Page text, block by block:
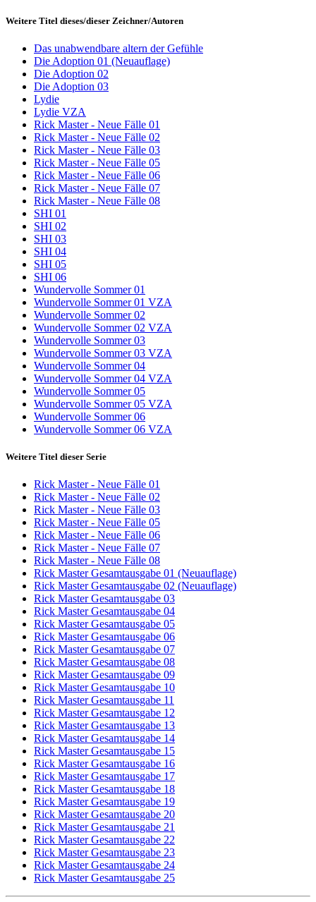
Weitere Titel dieses/dieser Zeichner/Autoren
Das unabwendbare altern der Gefühle
Die Adoption 01 (Neuauflage)
Die Adoption 02
Die Adoption 03
Lydie
Lydie VZA
Rick Master - Neue Fälle 01
Rick Master - Neue Fälle 02
Rick Master - Neue Fälle 03
Rick Master - Neue Fälle 05
Rick Master - Neue Fälle 06
Rick Master - Neue Fälle 07
Rick Master - Neue Fälle 08
SHI 01
SHI 02
SHI 03
SHI 04
SHI 05
SHI 06
Wundervolle Sommer 01
Wundervolle Sommer 01 VZA
Wundervolle Sommer 02
Wundervolle Sommer 02 VZA
Wundervolle Sommer 03
Wundervolle Sommer 03 VZA
Wundervolle Sommer 04
Wundervolle Sommer 04 VZA
Wundervolle Sommer 05
Wundervolle Sommer 05 VZA
Wundervolle Sommer 06
Wundervolle Sommer 06 VZA
Weitere Titel dieser Serie
Rick Master - Neue Fälle 01
Rick Master - Neue Fälle 02
Rick Master - Neue Fälle 03
Rick Master - Neue Fälle 05
Rick Master - Neue Fälle 06
Rick Master - Neue Fälle 07
Rick Master - Neue Fälle 08
Rick Master Gesamtausgabe 01 (Neuauflage)
Rick Master Gesamtausgabe 02 (Neuauflage)
Rick Master Gesamtausgabe 03
Rick Master Gesamtausgabe 04
Rick Master Gesamtausgabe 05
Rick Master Gesamtausgabe 06
Rick Master Gesamtausgabe 07
Rick Master Gesamtausgabe 08
Rick Master Gesamtausgabe 09
Rick Master Gesamtausgabe 10
Rick Master Gesamtausgabe 11
Rick Master Gesamtausgabe 12
Rick Master Gesamtausgabe 13
Rick Master Gesamtausgabe 14
Rick Master Gesamtausgabe 15
Rick Master Gesamtausgabe 16
Rick Master Gesamtausgabe 17
Rick Master Gesamtausgabe 18
Rick Master Gesamtausgabe 19
Rick Master Gesamtausgabe 20
Rick Master Gesamtausgabe 21
Rick Master Gesamtausgabe 22
Rick Master Gesamtausgabe 23
Rick Master Gesamtausgabe 24
Rick Master Gesamtausgabe 25